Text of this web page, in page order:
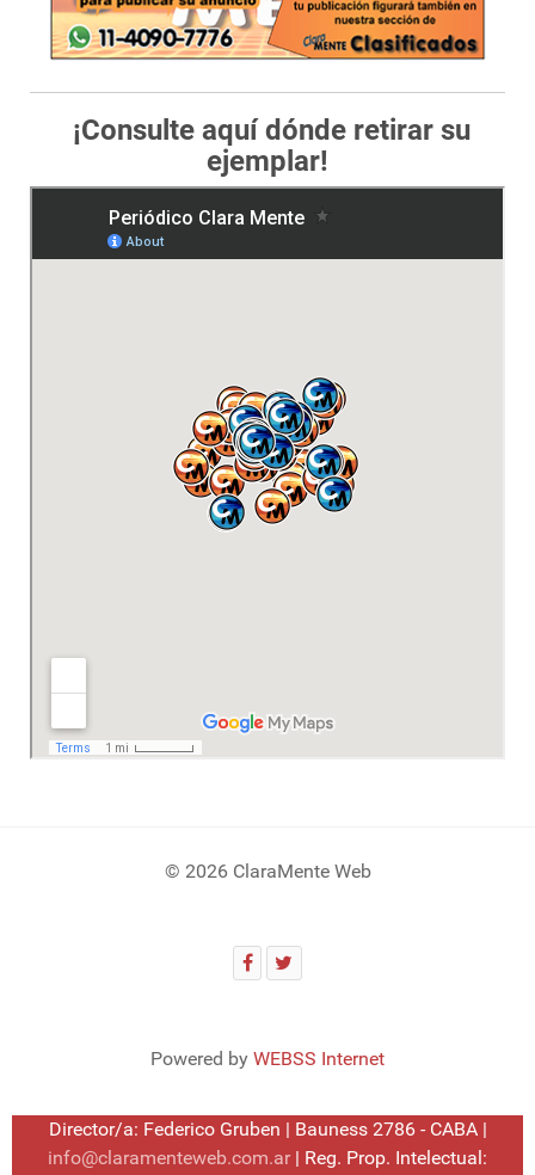
¡Consulte aquí dónde retirar su
ejemplar!
© 2026 ClaraMente Web
Powered by WEBSS Internet
Director/a: Federico Gruben | Bauness 2786 - CABA |
info@claramenteweb.com.ar | Reg. Prop. Intelectual: